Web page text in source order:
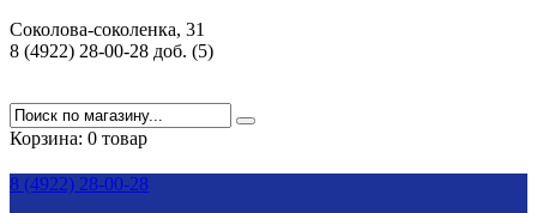
Соколова-соколенка, 31
8 (4922) 28-00-28 доб. (5)
Корзина: 0 товар
8 (4922) 28-00-28